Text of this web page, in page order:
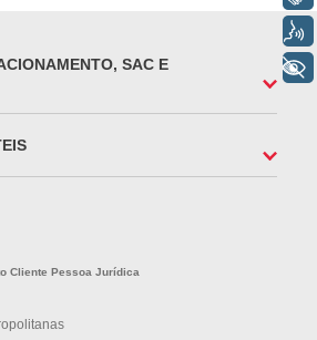
+ Acessibilidade
SAC E
Cliente Pessoa Jurídica